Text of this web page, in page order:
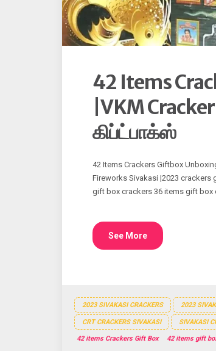
42 Items
|VKM
கிப்ட்பாக்ஸ்
42 Items Crackers Giftbox
Fireworks Sivakasi |2023
gift box crackers 36 items gift box
See More
2023 SIVAKASI CRACKERS 2023
CRT CRACKERS SIVAKASI SIVAKASI
42 items Crackers Gift Box 42 items gift